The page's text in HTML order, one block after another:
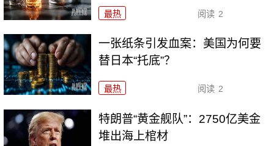
最热 阅读 2
一张纸条引发血案：美国为何要
替日本“托底”？
最热 阅读 2
特朗普“黄金舰队”：2750亿美金
堆出海上棺材